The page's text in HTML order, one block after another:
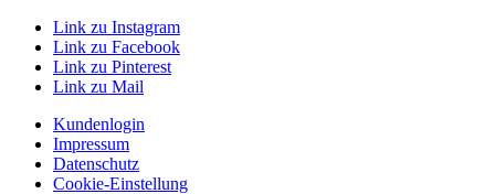
Link zu Instagram
Link zu Facebook
Link zu Pinterest
Link zu Mail
Kundenlogin
Impressum
Datenschutz
Cookie-Einstellung